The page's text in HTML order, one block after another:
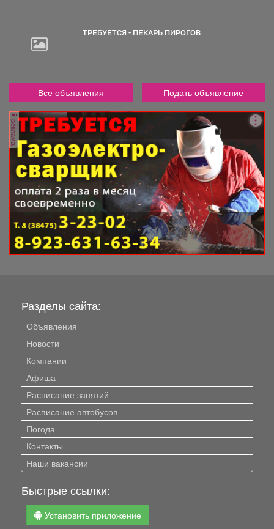
ТРЕБУЕТСЯ - ПЕКАРЬ ПИРОГОВ
Все объявления Подать объявление
реклама
Разделы сайта:
Объявления
Новости
Компании
Афиша
Расписание занятий
Расписание автобусов
Погода
Контакты
Наши вакансии
Быстрые ссылки:
Установить приложение